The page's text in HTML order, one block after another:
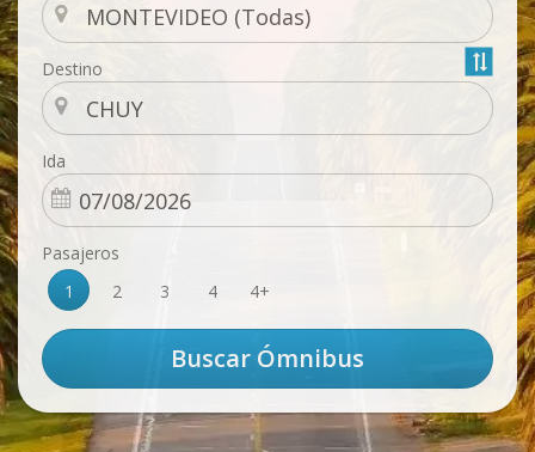
Destino
Ida
Pasajeros
1
2 3 4 4+